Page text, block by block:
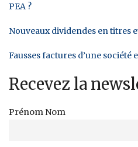
PEA ?
Nouveaux dividendes en titres
Fausses factures d’une
Recevez la
Prénom Nom